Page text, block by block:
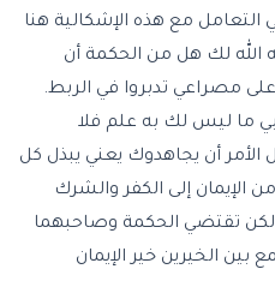
مع هذه الإشكالية هنا
الله لك هل من الحكمة أن
مصراعي تدبروا في الربط.
ما ليس لك به علم فلا
أن يجاهدوك يعني يبذل كل
إلى الكفر والشرك
تقتضي الحكمة وصاحبهما
بين الخيرين خير الإيمان